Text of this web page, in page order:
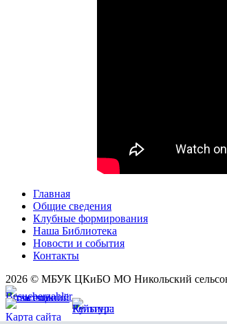
Главная
Общие сведения
Клубные формирования
Наша Библиотека
Новости и события
Контакты
2026 © МБУК ЦКиБО МО Никольский
Карта сайта